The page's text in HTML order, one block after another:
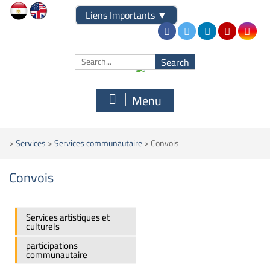
Liens Importants ▼
Menu
>Services>Services communautaire>Convois
Convois
Services artistiques et
culturels
participations
communautaire